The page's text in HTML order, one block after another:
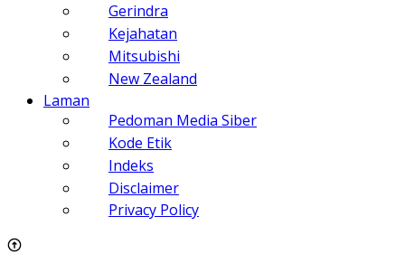
Gerindra
Kejahatan
Mitsubishi
New Zealand
Laman
Pedoman Media Siber
Kode Etik
Indeks
Disclaimer
Privacy Policy